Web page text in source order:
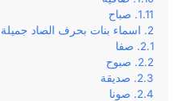
صباح
اسماء بنات بحرف الصاد جميلة
صفا
صبوح
صديقة
صونا